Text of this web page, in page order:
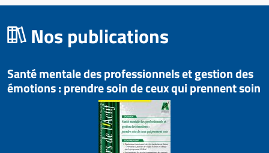
Nos publications
Santé mentale des professionnels et gestion des
émotions : prendre soin de ceux qui prennent soin